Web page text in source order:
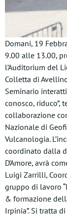
Domani, 19
9.00 alle 13.00,
l’Auditorium del
Colletta di
Seminario
conosco, riduco”,
collaborazione
Nazionale di
Vulcanologia.
coordinato dalla
D’Amore, avrà
Luigi Zarrilli,
gruppo di lavoro
& formazione
Irpinia”. Si tratta